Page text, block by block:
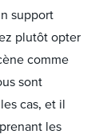
support
plutôt opter
comme
sont
cas, et il
les